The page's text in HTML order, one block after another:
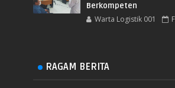
Berkompeten
Warta Logistik 001
RAGAM BERITA